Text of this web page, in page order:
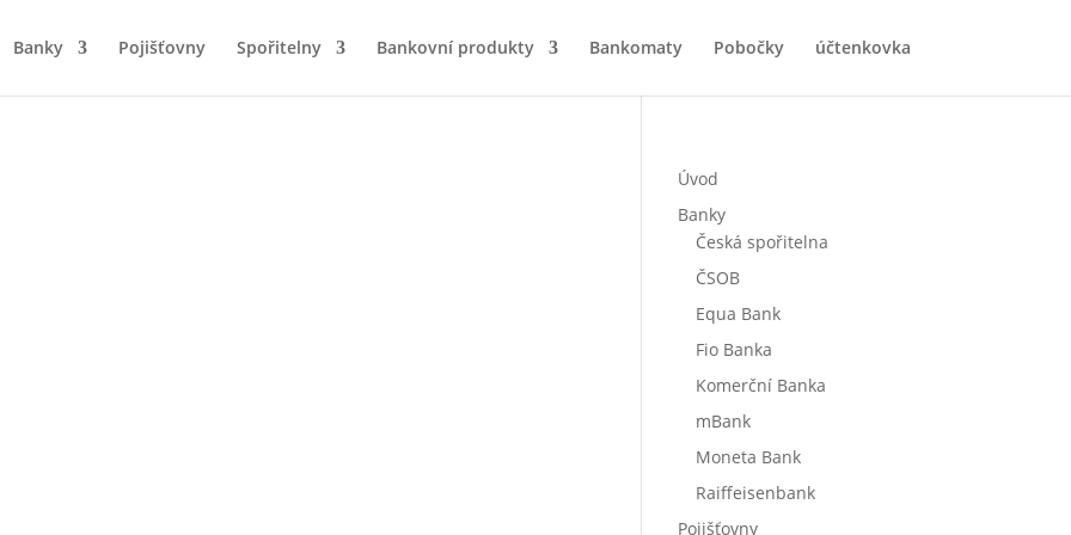
Banky Pojišťovny Spořitelny Bankovní produkty Bankomaty Pobočky účtenkovka
Úvod
Banky
Česká spořitelna
ČSOB
Equa Bank
Fio Banka
Komerční Banka
mBank
Moneta Bank
Raiffeisenbank
Pojišťovny